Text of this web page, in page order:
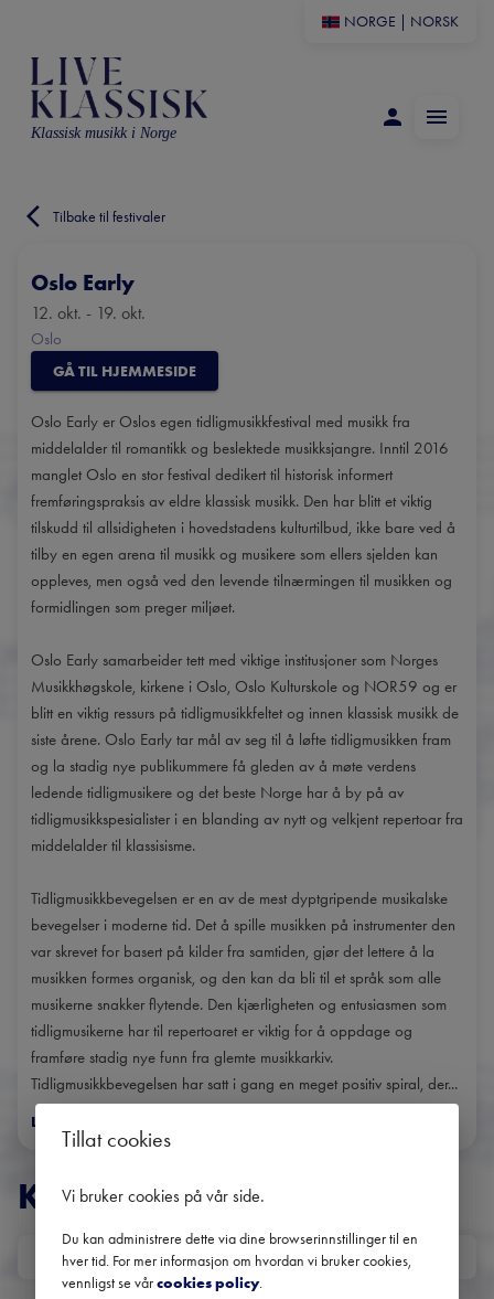
NORGE NORSK
Klassisk musikk i Norge
Tilbake til festivaler
Oslo Early
12. okt. - 19. okt.
Oslo
GÅ TIL HJEMMESIDE
Oslo Early er Oslos egen tidligmusikkfestival med musikk fra
middelalder til romantikk og beslektede musikksjangre. Inntil 2016
manglet Oslo en stor festival dedikert til historisk informert
fremføringspraksis av eldre klassisk musikk. Den har blitt et viktig
tilskudd til allsidigheten i hovedstadens kulturtilbud, ikke bare ved å
tilby en egen arena til musikk og musikere som ellers sjelden kan
oppleves, men også ved den levende tilnærmingen til musikken og
formidlingen som preger miljøet.
Oslo Early samarbeider tett med viktige institusjoner som Norges
Musikkhøgskole, kirkene i Oslo, Oslo Kulturskole og NOR59 og er
blitt en viktig ressurs på tidligmusikkfeltet og innen klassisk musikk de
siste årene. Oslo Early tar mål av seg til å løfte tidligmusikken fram
og la stadig nye publikummere få gleden av å møte verdens
ledende tidligmusikere og det beste Norge har å by på av
tidligmusikkspesialister i en blanding av nytt og velkjent repertoar fra
middelalder til klassisisme.
Tidligmusikkbevegelsen er en av de mest dyptgripende musikalske
bevegelser i moderne tid. Det å spille musikken på instrumenter den
var skrevet for basert på kilder fra samtiden, gjør det lettere å la
musikken formes organisk, og den kan da bli til et språk som alle
musikerne snakker flytende. Den kjærligheten og entusiasmen som
tidligmusikerne har til repertoaret er viktig for å oppdage og
framføre stadig nye funn fra glemte musikkarkiv.
Tidligmusikkbevegelsen har satt i gang en meget positiv spiral, der...
Les mer
KONSERTER
DATO
Ingen kommende konserter
Tillat cookies
Vi bruker cookies på vår side.
Du kan administrere dette via dine browserinnstillinger til en
hver tid. For mer informasjon om hvordan vi bruker cookies,
vennligst se vårcookies policy.